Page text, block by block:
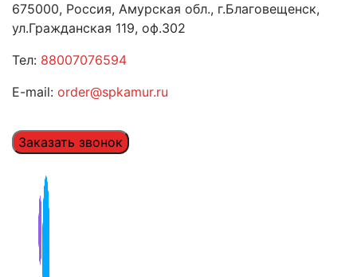
675000, Россия, Амурская обл., г.Благовещенск,
ул.Гражданская 119, оф.302
Тел: 88007076594
E-mail: order@spkamur.ru
Заказать звонок